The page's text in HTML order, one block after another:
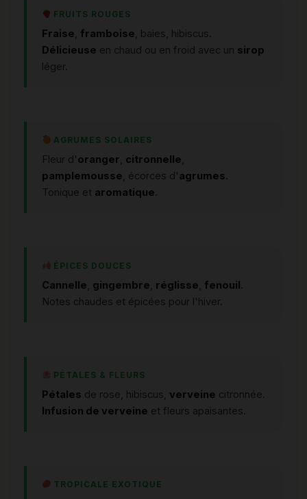
FRUITS ROUGES
Fraise, framboise, baies, hibiscus.
Délicieuse en chaud ou en froid avec un sirop
léger.
AGRUMES SOLAIRES
Fleur d'oranger, citronnelle,
pamplemousse, écorces d'agrumes
Tonique et aromatique
ÉPICES DOUCES
Cannelle, gingembre, réglisse, fenouil
Notes chaudes et épicées pour l'hiver.
PÉTALES & FLEURS
Pétales de rose, hibiscus, verveine citronnée.
Infusion de verveine et fleurs apaisantes.
TROPICALE EXOTIQUE